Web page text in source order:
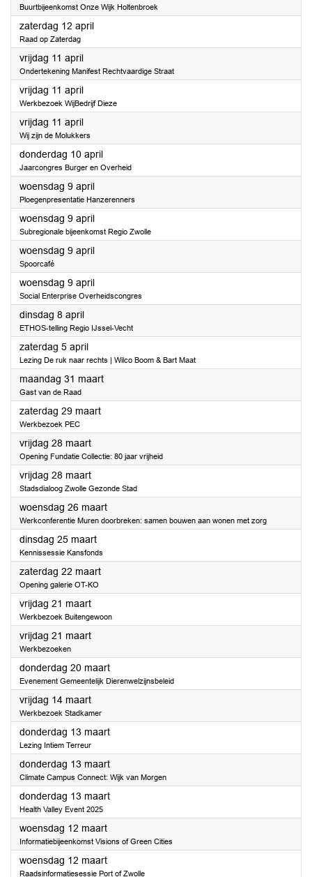
Buurtbijeenkomst Onze Wijk Holtenbroek
zaterdag 12 april2025
Raad op Zaterdag
vrijdag 11 april2025
Ondertekening Manifest Rechtvaardige Straat
vrijdag 11 april2025
Werkbezoek WijBedrijf Dieze
vrijdag 11 april2025
Wij zijn de Molukkers
donderdag 10 april2025
Jaarcongres Burger en Overheid
woensdag 9 april2025
Ploegenpresentatie Hanzerenners
woensdag 9 april2025
Subregionale bijeenkomst Regio Zwolle
woensdag 9 april2025
Spoorcafé
woensdag 9 april2025
Social Enterprise Overheidscongres
dinsdag 8 april2025
ETHOS-telling Regio IJssel-Vecht
zaterdag 5 april2025
Lezing De ruk naar rechts | Wilco Boom & Bart Maat
maandag 31 maart2025
Gast van de Raad
zaterdag 29 maart2025
Werkbezoek PEC
vrijdag 28 maart2025
Opening Fundatie Collectie: 80 jaar vrijheid
vrijdag 28 maart2025
Stadsdialoog Zwolle Gezonde Stad
woensdag 26 maart2025
Werkconferentie Muren doorbreken: samen bouwen aan wonen met zorg
dinsdag 25 maart2025
Kennissessie Kansfonds
zaterdag 22 maart2025
Opening galerie OT-KO
vrijdag 21 maart2025
Werkbezoek Buitengewoon
vrijdag 21 maart2025
Werkbezoeken
donderdag 20 maart2025
Evenement Gemeentelijk Dierenwelzijnsbeleid
vrijdag 14 maart2025
Werkbezoek Stadkamer
donderdag 13 maart2025
Lezing Intiem Terreur
donderdag 13 maart2025
Climate Campus Connect: Wijk van Morgen
donderdag 13 maart2025
Health Valley Event 2025
woensdag 12 maart2025
Informatiebijeenkomst Visions of Green Cities
woensdag 12 maart2025
Raadsinformatiesessie Port of Zwolle